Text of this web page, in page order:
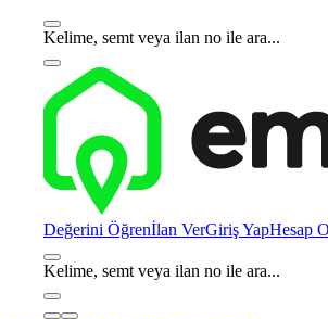
Kelime, semt veya ilan no ile ara...
Değerini Öğrenİlan VerGiriş YapHesap
Kelime, semt veya ilan no ile ara...